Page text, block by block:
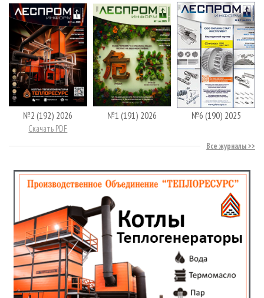
№2 (192) 2026
Скачать PDF
№1 (191) 2026 №6 (190) 2025
Все журналы